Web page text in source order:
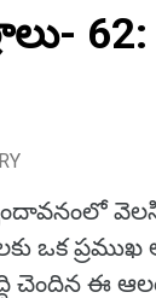
ఒక
చెందిన ఈ